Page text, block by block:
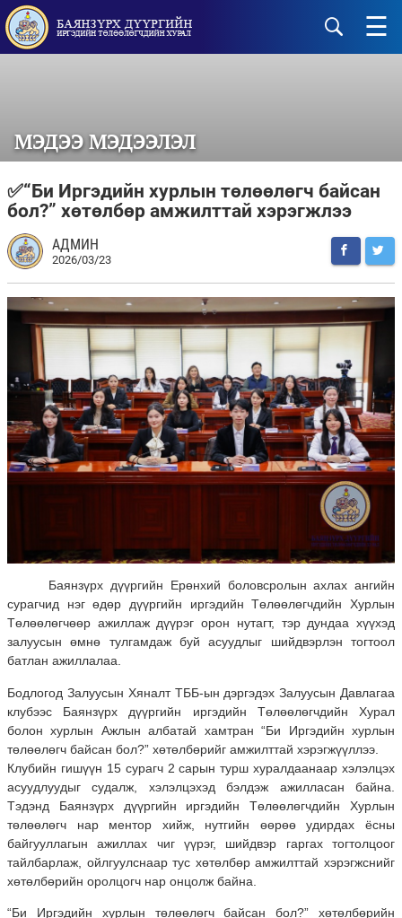
☰
МЭДЭЭ МЭДЭЭЛЭЛ
✅“Би Иргэдийн хурлын төлөөлөгч байсан
бол?” хөтөлбөр амжилттай хэрэгжлээ
АДМИН
2026/03/23
Баянзүрх дүүргийн Ерөнхий боловсролын ахлах ангийн
сурагчид нэг өдөр дүүргийн иргэдийн Төлөөлөгчдийн Хурлын
Төлөөлөгчөөр ажиллаж дүүрэг орон нутагт, тэр дундаа хүүхэд
залуусын өмнө тулгамдаж буй асуудлыг шийдвэрлэн тогтоол
батлан ажиллалаа.
Бодлогод Залуусын Хяналт ТББ-ын дэргэдэх Залуусын Давлагаа
клубээс Баянзүрх дүүргийн иргэдийн Төлөөлөгчдийн Хурал
болон хурлын Ажлын албатай хамтран “Би Иргэдийн хурлын
төлөөлөгч байсан бол?” хөтөлбөрийг амжилттай хэрэгжүүллээ.
Клубийн гишүүн 15 сурагч 2 сарын турш хуралдаанаар хэлэлцэх
асуудлуудыг судалж, хэлэлцэхэд бэлдэж ажилласан байна.
Тэдэнд Баянзүрх дүүргийн иргэдийн Төлөөлөгчдийн Хурлын
төлөөлөгч нар ментор хийж, нутгийн өөрөө удирдах ёсны
байгууллагын ажиллах чиг үүрэг, шийдвэр гаргах тогтолцоог
тайлбарлаж, ойлгуулснаар тус хөтөлбөр амжилттай хэрэгжснийг
хөтөлбөрийн оролцогч нар онцолж байна.
“Би Иргэдийн хурлын төлөөлөгч байсан бол?” хөтөлбөрийн